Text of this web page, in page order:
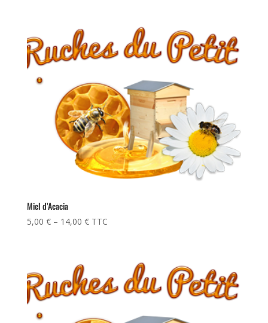
Miel d’Acacia
5,00 €– 14,00 € TTC